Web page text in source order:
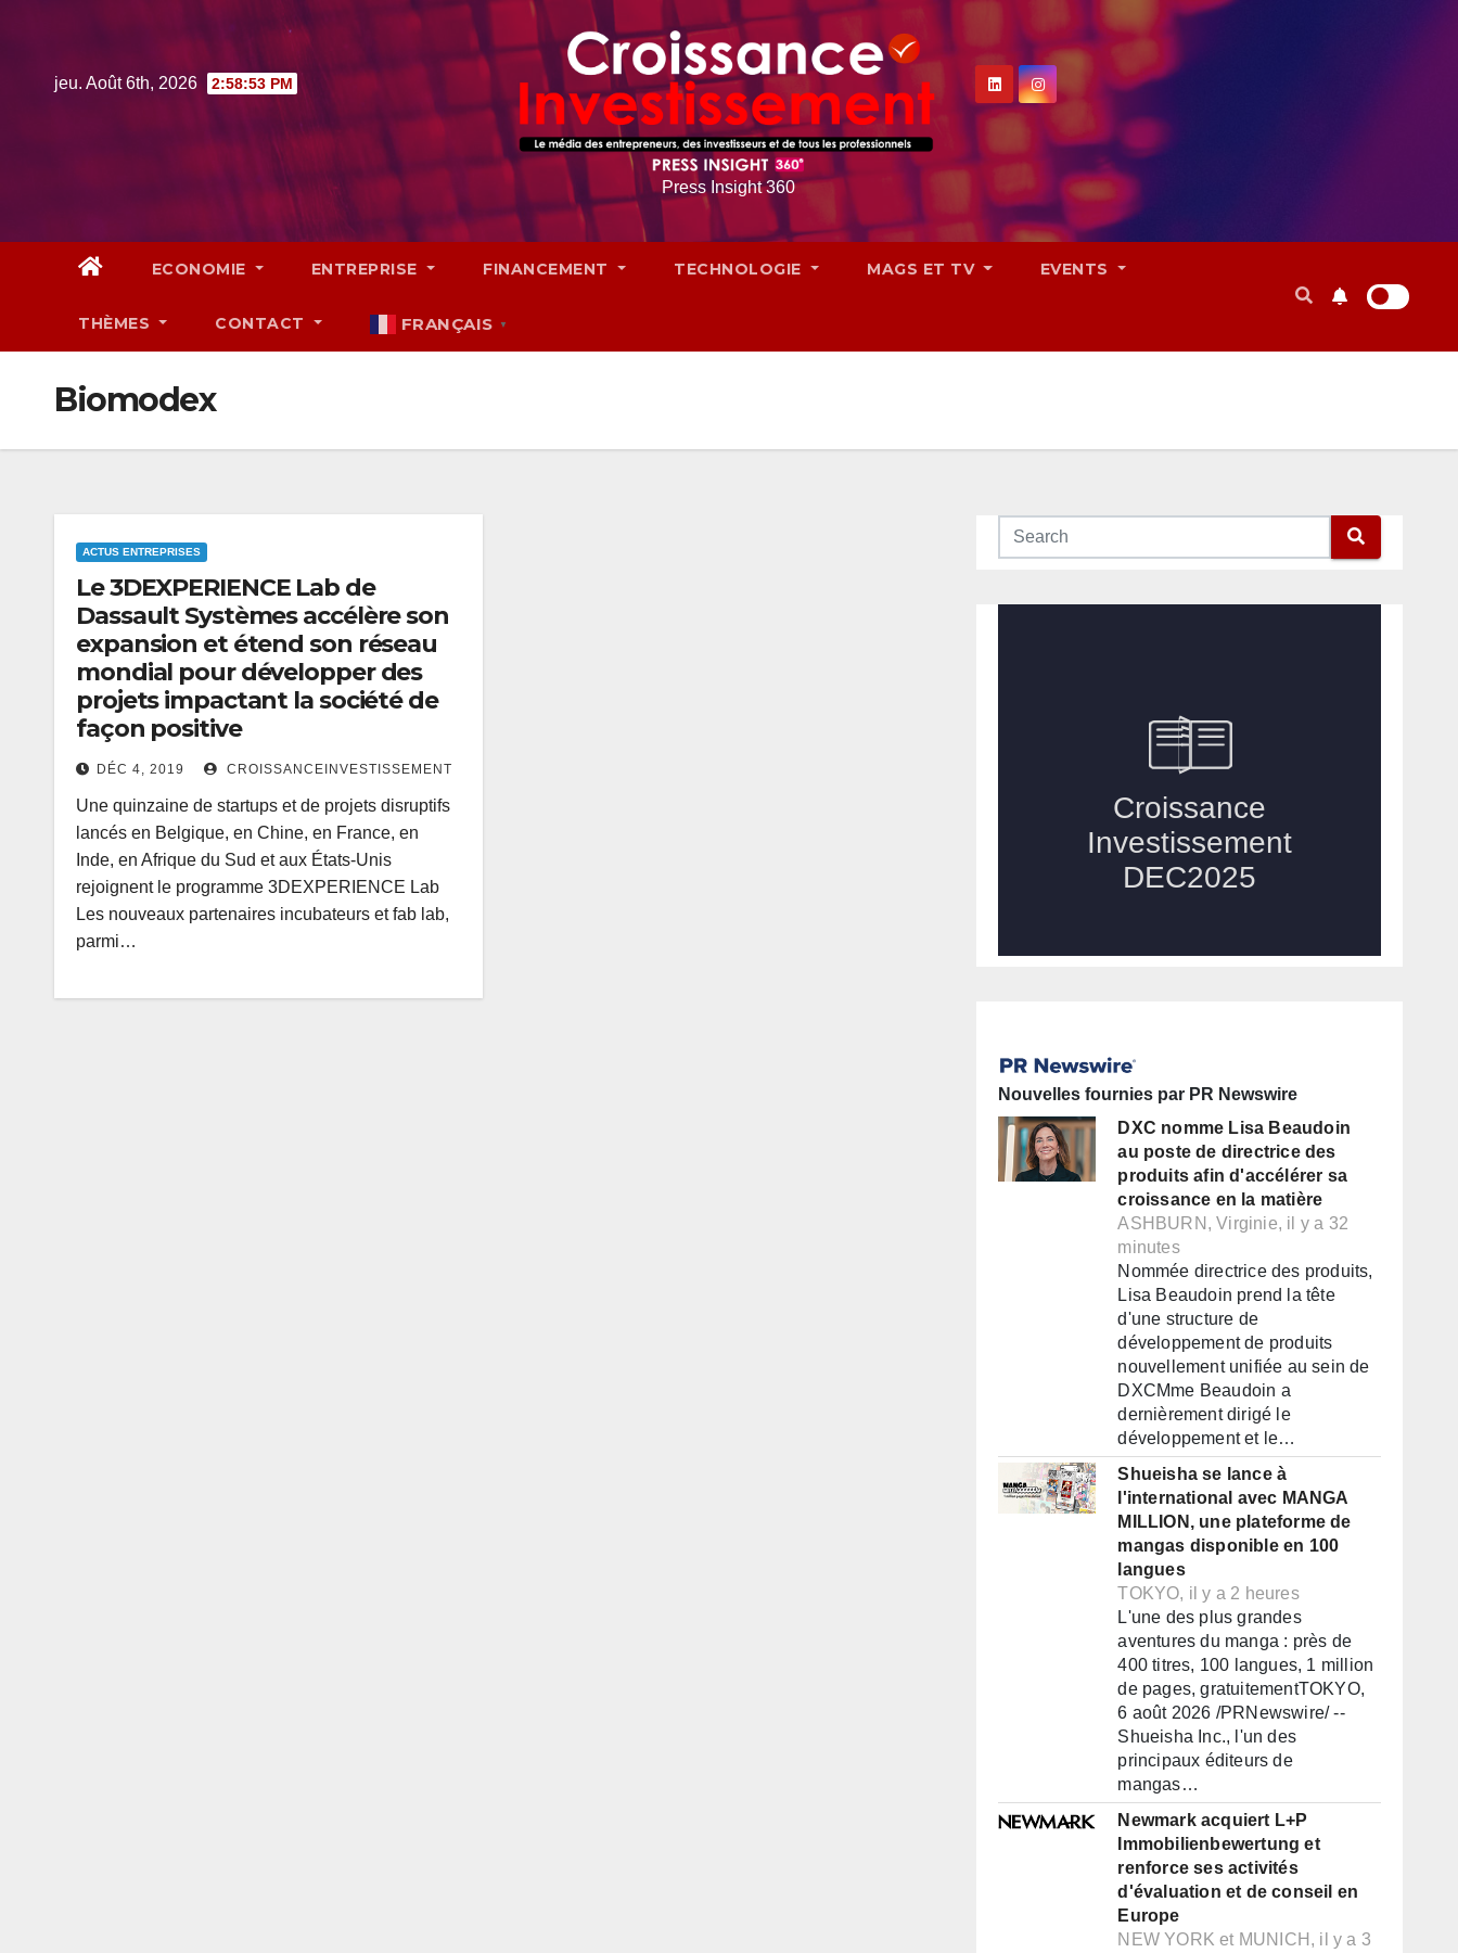
jeu. Août 6th, 2026 2:58:54 PM
Press Insight 360
ECONOMIE ENTREPRISE FINANCEMENT TECHNOLOGIE MAGS ET TV EVENTS
THÈMES CONTACT FRANÇAIS ▼
Biomodex
ACTUS ENTREPRISES
Le 3DEXPERIENCE Lab de
Dassault Systèmes accélère son
expansion et étend son réseau
mondial pour développer des
projets impactant la société de
façon positive
DÉC 4, 2019 CROISSANCEINVESTISSEMENT
Une quinzaine de startups et de projets disruptifs
lancés en Belgique, en Chine, en France, en
Inde, en Afrique du Sud et aux États-Unis
rejoignent le programme 3DEXPERIENCE Lab
Les nouveaux partenaires incubateurs et fab lab,
parmi…
Nouvelles fournies par PR Newswire
DXC nomme Lisa Beaudoin
au poste de directrice des
produits afin d'accélérer sa
croissance en la matière
ASHBURN, Virginie, il y a 32
minutes
Nommée directrice des produits,
Lisa Beaudoin prend la tête
d'une structure de
développement de produits
nouvellement unifiée au sein de
DXCMme Beaudoin a
dernièrement dirigé le
développement et le…
Shueisha se lance à
l'international avec MANGA
MILLION, une plateforme de
mangas disponible en 100
langues
TOKYO, il y a 2 heures
L'une des plus grandes
aventures du manga : près de
400 titres, 100 langues, 1 million
de pages, gratuitementTOKYO,
6 août 2026 /PRNewswire/ --
Shueisha Inc., l'un des
principaux éditeurs de
mangas…
Newmark acquiert L+P
Immobilienbewertung et
renforce ses activités
d'évaluation et de conseil en
Europe
NEW YORK et MUNICH, il y a 3